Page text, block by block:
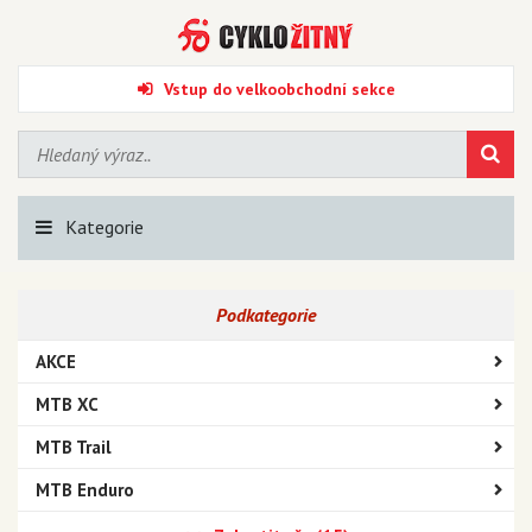
Vstup do velkoobchodní sekce
Kategorie
Podkategorie
AKCE
MTB XC
MTB Trail
MTB Enduro